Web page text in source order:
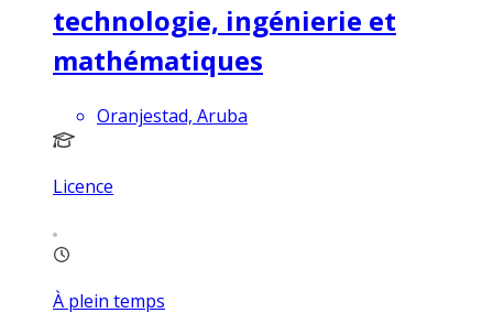
technologie, ingénierie et
mathématiques
Oranjestad, Aruba
Licence
À plein temps